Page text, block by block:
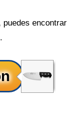
puedes encontrar
.